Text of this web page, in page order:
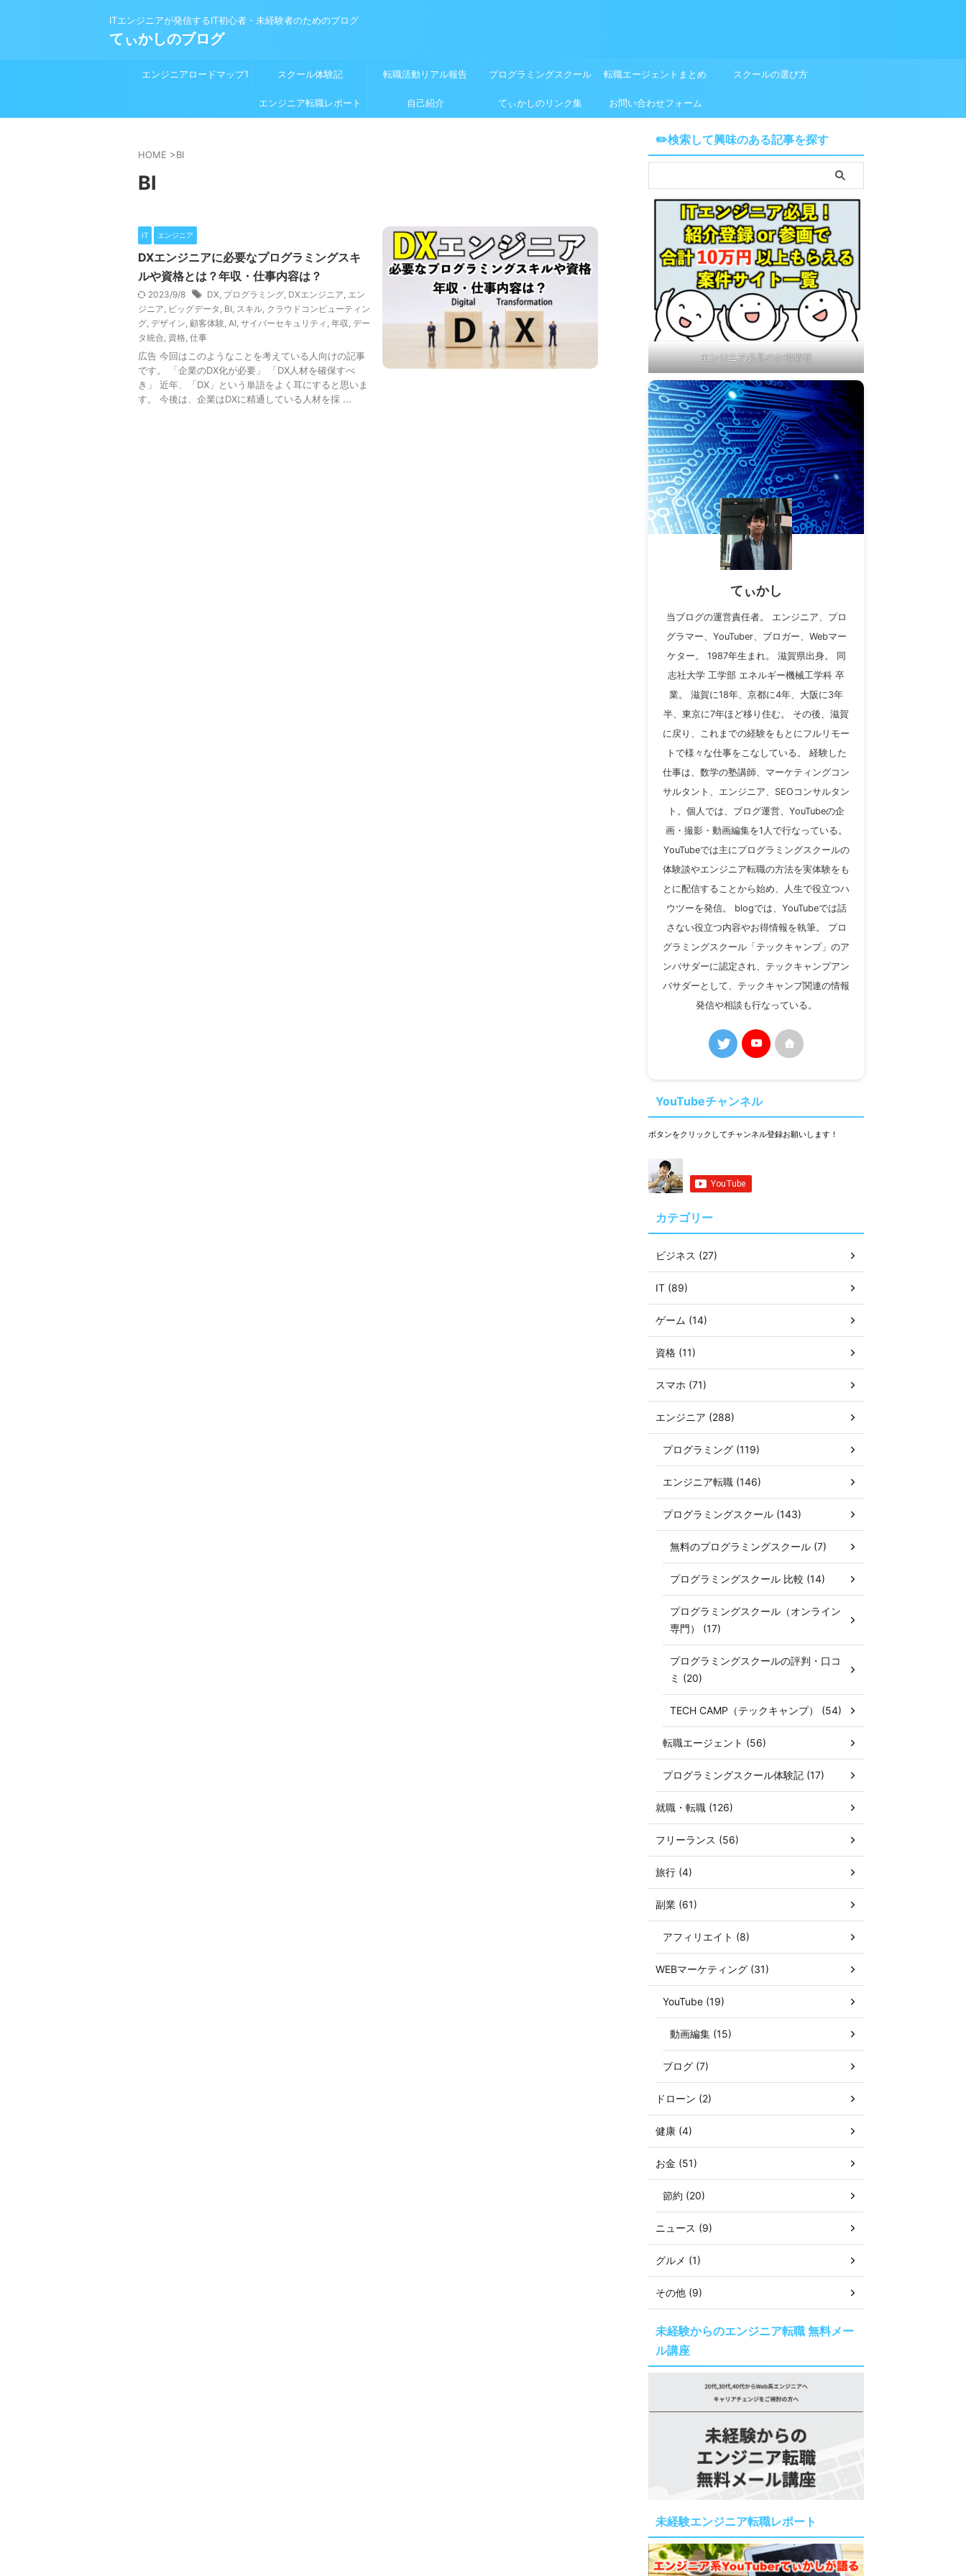
ITエンジニアが発信するIT初心者・未経験者のためのブログ
てぃかしのブログ
エンジニアロードマップ1 スクール体験記 転職活動リアル報告 プログラミングスクール 転職エージェントまとめ スクールの選び方
エンジニア転職レポート 自己紹介 てぃかしのリンク集 お問い合わせフォーム
HOME >BI
BI
IT エンジニア
DXエンジニアに必要なプログラミングスキ
ルや資格とは？年収・仕事内容は？
2023/9/8 DX, プログラミング, DXエンジニア, エン
ジニア, ビッグデータ , BI, スキル, クラウドコンピューティン
グ, デザイン, 顧客体験, AI, サイバーセキュリティ , 年収, デー
タ統合, 資格, 仕事
広告 今回はこのようなことを考えている人向けの記事
です。 「企業のDX化が必要」 「DX人材を確保すべ
き」 近年、「DX」という単語をよく耳にすると思いま
す。 今後は、企業はDXに精通している人材を採 ...
✏️検索して興味のある記事を探す
エンジニア必見のお得情報
てぃかし
当ブログの運営責任者。 エンジニア、プロ
グラマー、YouTuber、ブロガー、Webマー
ケター。 1987年生まれ。 滋賀県出身。 同
志社大学 工学部 エネルギー機械工学科 卒
業。 滋賀に18年、京都に4年、大阪に3年
半、東京に7年ほど移り住む。 その後、滋賀
に戻り、これまでの経験をもとにフルリモー
トで様々な仕事をこなしている。 経験した
仕事は、数学の塾講師、マーケティングコン
サルタント、エンジニア、SEOコンサルタン
ト。個人では、ブログ運営、YouTubeの企
画・撮影・動画編集を1人で行なっている。
YouTubeでは主にプログラミングスクールの
体験談やエンジニア転職の方法を実体験をも
とに配信することから始め、人生で役立つハ
ウツーを発信。 blogでは、YouTubeでは話
さない役立つ内容やお得情報を執筆。 プロ
グラミングスクール「テックキャンプ」のア
ンバサダーに認定され、テックキャンプアン
バサダーとして、テックキャンプ関連の情報
発信や相談も行なっている。
YouTubeチャンネル
ボタンをクリックしてチャンネル登録お願いします！
カテゴリー
ビジネス (27)
IT (89)
ゲーム (14)
資格 (11)
スマホ (71)
エンジニア (288)
プログラミング (119)
エンジニア転職 (146)
プログラミングスクール (143)
無料のプログラミングスクール (7)
プログラミングスクール 比較 (14)
プログラミングスクール（オンライン
専門） (17)
プログラミングスクールの評判・口コ
ミ (20)
TECH CAMP（テックキャンプ） (54)
転職エージェント (56)
プログラミングスクール体験記 (17)
就職・転職 (126)
フリーランス (56)
旅行 (4)
副業 (61)
アフィリエイト (8)
WEBマーケティング (31)
YouTube (19)
動画編集 (15)
ブログ (7)
ドローン (2)
健康 (4)
お金 (51)
節約 (20)
ニュース (9)
グルメ (1)
その他 (9)
未経験からのエンジニア転職 無料メー
ル講座
未経験エンジニア転職レポート